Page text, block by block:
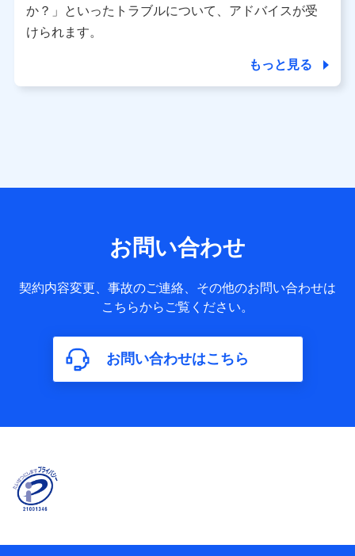
用履歴インターネット利用時の行動に関する情報、アプリケ
ーション利用時の行動に関する情報、購入されたサービスや
当社又は株式会社NTTドコモが提供する保険関連サービスに
送信履歴などの情報）が含まれます。
約に関する情報。例として、保険契約者及び被保険者の氏
名、住所、生年月日、性別、保険契約者と被保険者の関係、
保険加入の目的、保険商品の内容、保険料、保険料のお支払
年数などの情報、ペットの種類や年齢などの情報などが含ま
れます。
【共同して利用する者の範囲】
株式会社NTTドコモ
当社又は株式会社NTTドコモが提供する保険関連サービスに
おけるユーザ登録受付および管理のため
当社又は株式会社NTTドコモと取引のあるもしくは委託を受
れらに付帯、関連する当社、株式会社NTTドコモおよび提携
か？」といったトラブルについて、アドバイスが受
けられます。
もっと見る
お問い合わせ
契約内容変更、事故のご連絡、その他のお問い合わせは
こちらからご覧ください。
お問い合わせはこちら